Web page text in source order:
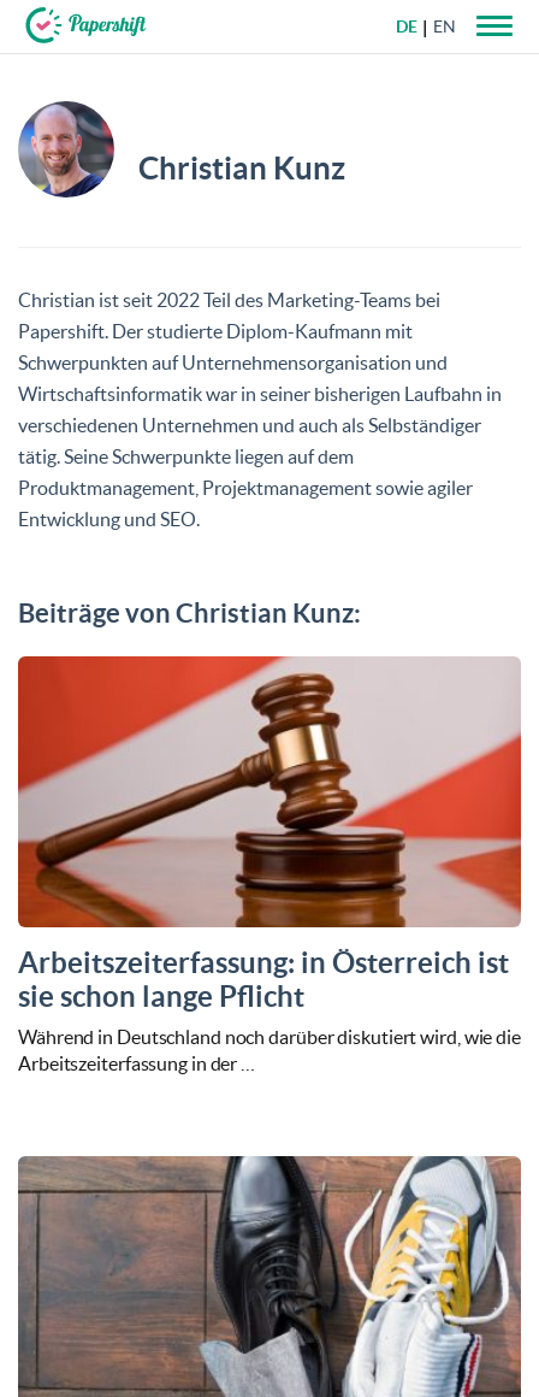
+49 721 50 95 79 69
DE EN
Christian Kunz
Christian ist seit 2022 Teil des Marketing-Teams bei
Papershift. Der studierte Diplom-Kaufmann mit
Schwerpunkten auf Unternehmensorganisation und
Wirtschaftsinformatik war in seiner bisherigen Laufbahn in
verschiedenen Unternehmen und auch als Selbständiger
tätig. Seine Schwerpunkte liegen auf dem
Produktmanagement, Projektmanagement sowie agiler
Entwicklung und SEO.
Beiträge von Christian Kunz:
Arbeitszeiterfassung: in Österreich ist
sie schon lange Pflicht
Während in Deutschland noch darüber diskutiert wird, wie die
Arbeitszeiterfassung in der …